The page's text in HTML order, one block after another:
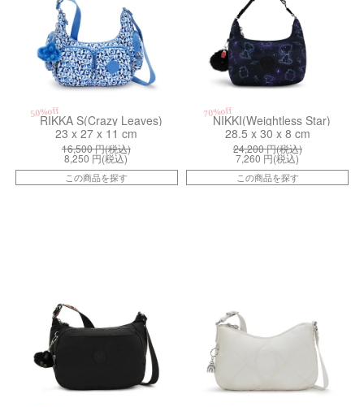
50%off
RIKKA S(Crazy Leaves)
23 x 27 x 11 cm
16,500円(税込)
8,250 円(税込)
この商品を探す
70%off
NIKKI(Weightless Star)
28.5 x 30 x 8 cm
24,200円(税込)
7,260 円(税込)
この商品を探す